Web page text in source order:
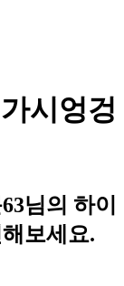
시엉겅
님의 하이
보세요.